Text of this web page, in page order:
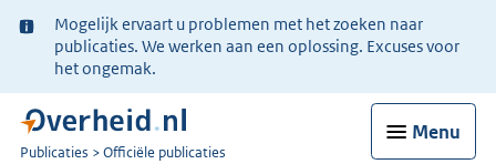
Ter
informatie:
Mogelijk ervaart u problemen met het zoeken naar
publicaties. We werken aan een oplossing. Excuses voor
het ongemak.
Menu
U
Publicaties Officiële publicaties